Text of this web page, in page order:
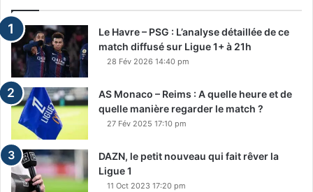
Le Havre – PSG : L’analyse détaillée de ce
match diffusé sur Ligue 1+ à 21h
28 Fév 2026 14:40 pm
AS Monaco – Reims : A quelle heure et de
quelle manière regarder le match ?
27 Fév 2025 17:10 pm
DAZN, le petit nouveau qui fait rêver la
Ligue 1
11 Oct 2023 17:20 pm